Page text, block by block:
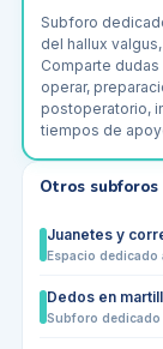
Subforo
del hallux
Comparte
operar,
postoperatorio,
tiempos de
Otros subforos
Juanetes y
Dedos en